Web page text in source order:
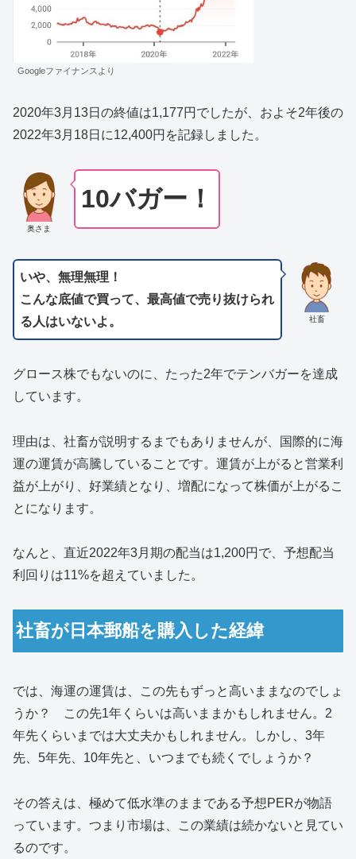
Googleファイナンスより
2020年3月13日の終値は1,177円でしたが、およそ2年後の
2022年3月18日に12,400円を記録しました。
奥さま
10バガー！
社畜
いや、無理無理！
こんな底値で買って、最高値で売り抜けられ
る人はいないよ。
グロース株でもないのに、たった2年でテンバガーを達成
しています。
理由は、社畜が説明するまでもありませんが、国際的に海
運の運賃が高騰していることです。運賃が上がると営業利
益が上がり、好業績となり、増配になって株価が上がるこ
とになります。
なんと、直近2022年3月期の配当は1,200円で、予想配当
利回りは11%を超えていました。
社畜が日本郵船を購入した経緯
では、海運の運賃は、この先もずっと高いままなのでしょ
うか？ この先1年くらいは高いままかもしれません。2
年先くらいまでは大丈夫かもしれません。しかし、3年
先、5年先、10年先と、いつまでも続くでしょうか？
その答えは、極めて低水準のままである予想PERが物語
っています。つまり市場は、この業績は続かないと見てい
るのです。